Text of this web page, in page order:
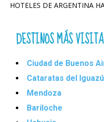
HOTELES DE ARGENTINA
DESTINOS MÁS
Ciudad de Buenos
Cataratas del Iguazú
Mendoza
Bariloche